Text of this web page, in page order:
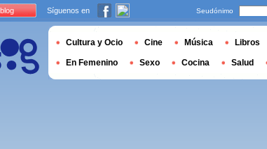
Síguenos en Seudónimo
Cultura y Ocio Cine Música Libros
En Femenino Sexo Cocina Salud